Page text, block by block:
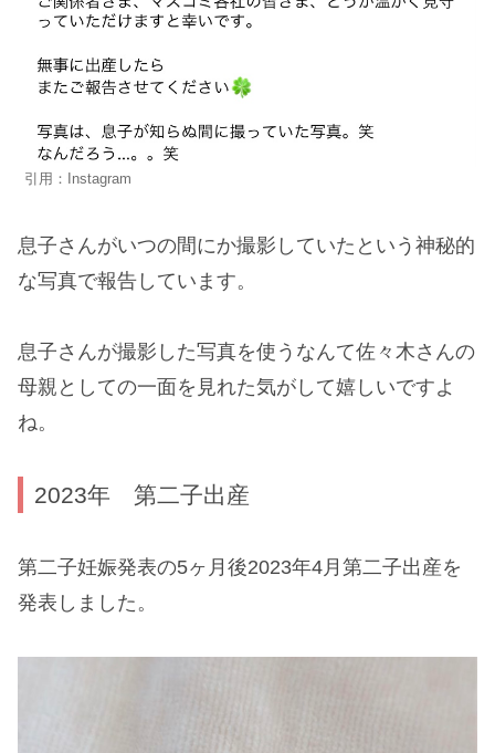
引用：Instagram
息子さんがいつの間にか撮影していたという神秘的
な写真で報告しています。
息子さんが撮影した写真を使うなんて佐々木さんの
母親としての一面を見れた気がして嬉しいですよ
ね。
2023年 第二子出産
第二子妊娠発表の5ヶ月後2023年4月第二子出産を
発表しました。